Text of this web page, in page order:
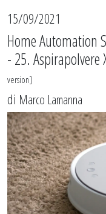
15/09/2021
Home Automation
- 25. Aspirapolvere
version]
di Marco Lamanna